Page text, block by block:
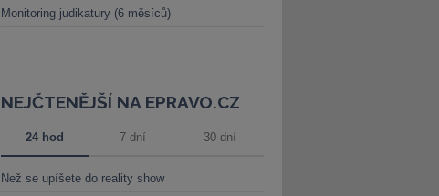
Monitoring judikatury (6 měsíců)
NEJČTENĚJŠÍ NA EPRAVO.CZ
24 hod 7 dní 30 dní
Než se upíšete do reality show